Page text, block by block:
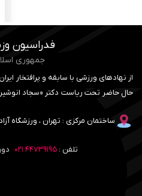
فدراسیون
جمهوری
از نهادهای ورزشی با سابقه و پرافتخار
حال حاضر تحت ریاست دکتر «سجاد
ساختمان مرکزی : تهران ، ورزشگاه
تلفن :۴۴۷۳۹۱۹۵ ۰۲۱